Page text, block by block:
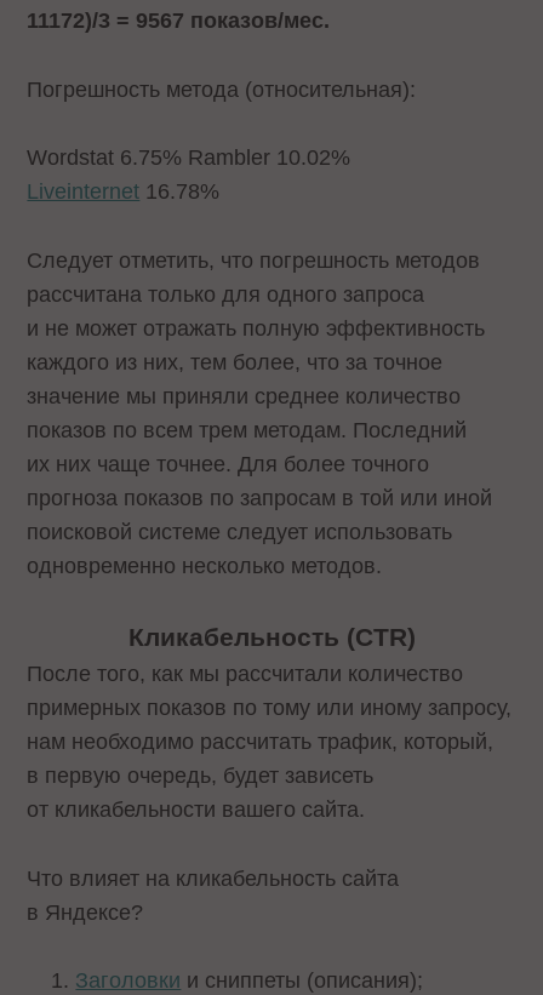
11172)/3 = 9567 показов/мес.
Погрешность метода (относительная):
Wordstat 6.75% Rambler 10.02%
Liveinternet 16.78%
Следует отметить, что погрешность методов
рассчитана только для одного запроса
и не может отражать полную эффективность
каждого из них, тем более, что за точное
значение мы приняли среднее количество
показов по всем трем методам. Последний
их них чаще точнее. Для более точного
прогноза показов по запросам в той или иной
поисковой системе следует использовать
одновременно несколько методов.
Кликабельность (CTR)
После того, как мы рассчитали количество
примерных показов по тому или иному запросу,
нам необходимо рассчитать трафик, который,
в первую очередь, будет зависеть
от кликабельности вашего сайта.
Что влияет на кликабельность сайта
в Яндексе?
Заголовки и сниппеты (описания);